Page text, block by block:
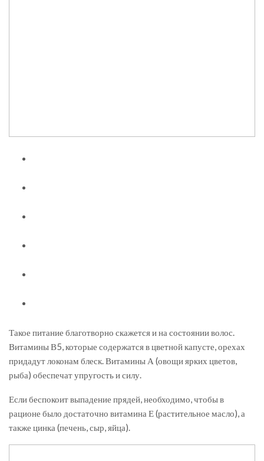
Такое питание благотворно скажется и на состоянии волос.
Витамины В5, которые содержатся в цветной капусте, орехах
придадут локонам блеск. Витамины А (овощи ярких цветов,
рыба) обеспечат упругость и силу.
Если беспокоит выпадение прядей, необходимо, чтобы в
рационе было достаточно витамина Е (растительное масло), а
также цинка (печень, сыр, яйца).